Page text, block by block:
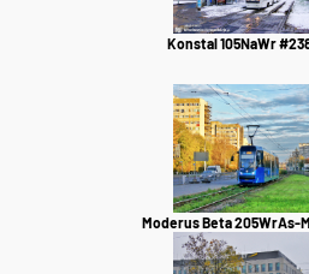
Konstal 105NaWr
Moderus Beta 205WrAs-